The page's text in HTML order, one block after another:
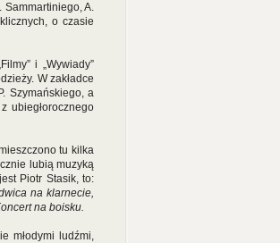
Sammartiniego, A.
o czasie
i „Wywiady”
W zakładce
Szymańskiego, a
ubiegłorocznego
tu kilka
lubią muzyką
Piotr Stasik, to:
na klarnecie,
na boisku.
młodymi ludźmi,